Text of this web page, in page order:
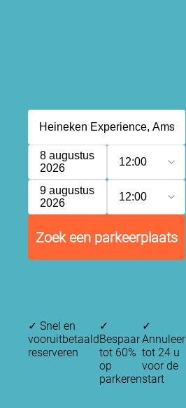
8 augustus
2026
12:00
9 augustus
2026
12:00
Zoek een parkeerplaats
✓ Snel en
vooruitbetaald
reserveren
✓
Bespaar
tot 60%
op
parkeren
✓
Annuleer
tot 24 u
voor de
start